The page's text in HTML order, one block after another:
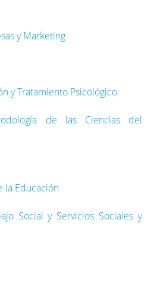
y Marketing
y Tratamiento Psicológico
de las Ciencias del
la Educación
Social y Servicios Sociales y